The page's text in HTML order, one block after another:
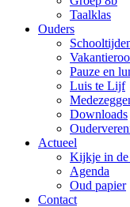
Taalklas
Ouders
Pauze en
Luis te Lijf
Downloads
Actueel
Kijkje in de
Agenda
Oud papier
Contact